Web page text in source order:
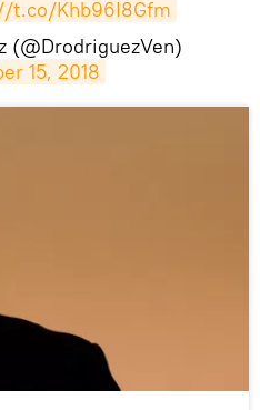
t.co/Khb96I8Gfm
(@DrodriguezVen)
15, 2018